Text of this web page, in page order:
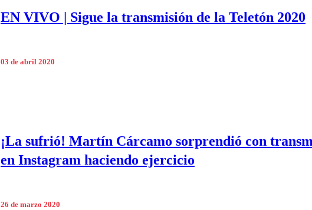
EN VIVO | Sigue la transmisión de la Teletón 2020
03 de abril 2020
¡La sufrió! Martín Cárcamo sorprendió con
en Instagram haciendo ejercicio
26 de marzo 2020